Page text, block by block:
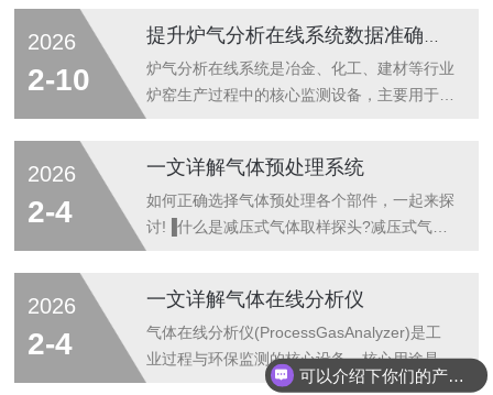
测的“前沿哨兵”，能够提前感知隐患、快速发
出预警，从源头守护人员与环境安全，真正做
到让看不见的危险早知道。该设备采用高灵敏
时监测浓度变化。当气体浓度接近或超过安全
阈值时，探测器会立即通过声光、数据上传等
方式发出报警，提醒现场人员及时撤离、采...
2026
2-10
炉气分析在线系统是冶金、化工、建材等行业
炉窑生产过程中的核心监测设备，主要用于实
化、能耗控制与环保达标排放。受炉内高温、
高粉尘、强腐蚀、气流波动等复杂工况影响，
系统易出现采样失真、传感器漂移、信号干扰
数据传输、系统运维）与实操经验，从多维度
梳理提升数据准确性的关键方法，兼顾专业性
与可操作性，为行业生产提供参考。优化采...
2026
2-4
一文详解气体预处理系统
如何正确选择气体预处理各个部件，一起来探
讨!▐什么是减压式气体取样探头?减压式气体
GPR(GenieProbeRegulator)探头，可译为
Genie探头式减压器或Genie减压调节探头，
由美国A+公司开发生产。这种探头多用于天
然气管道取样，可在14MPaG(2000psiG)压力
2026
2-4
一文详解气体在线分析仪
气体在线分析仪(ProcessGasAnalyzer)是工
业过程与环保监测的核心设备，核心用途是实
时、连续、自动监测气体组分/浓度，用于工
可以介绍下你们的产品么